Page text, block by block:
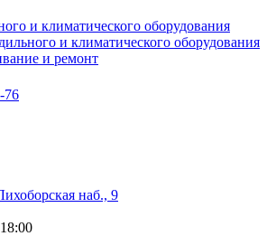
и климатического оборудования
и климатического оборудования
и ремонт
76
наб., 9